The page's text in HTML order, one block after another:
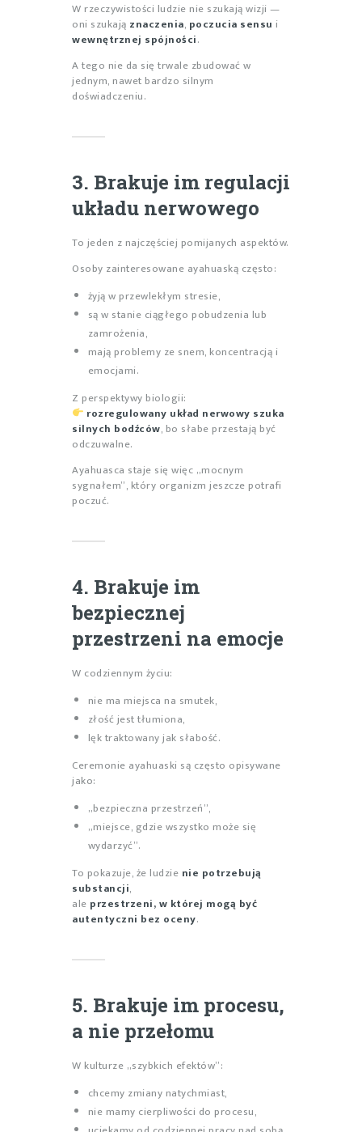
W rzeczywistości ludzie nie szukają wizji —
oni szukają znaczenia, poczucia sensu i
wewnętrznej spójności.
A tego nie da się trwale zbudować w
jednym, nawet bardzo silnym
doświadczeniu.
3. Brakuje im regulacji
układu nerwowego
To jeden z najczęściej pomijanych aspektów.
Osoby zainteresowane ayahuaską często:
żyją w przewlekłym stresie,
są w stanie ciągłego pobudzenia lub
zamrożenia,
mają problemy ze snem, koncentracją i
emocjami.
Z perspektywy biologii:
rozregulowany układ nerwowy szuka
silnych bodźców, bo słabe przestają być
odczuwalne.
Ayahuasca staje się więc „mocnym
sygnałem”, który organizm jeszcze potrafi
poczuć.
4. Brakuje im
bezpiecznej
przestrzeni na emocje
W codziennym życiu:
nie ma miejsca na smutek,
złość jest tłumiona,
lęk traktowany jak słabość.
Ceremonie ayahuaski są często opisywane
jako:
„bezpieczna przestrzeń”,
„miejsce, gdzie wszystko może się
wydarzyć”.
To pokazuje, że ludzie nie potrzebują
substancji,
ale przestrzeni, w której mogą być
autentyczni bez oceny.
5. Brakuje im procesu,
a nie przełomu
W kulturze „szybkich efektów”:
chcemy zmiany natychmiast,
nie mamy cierpliwości do procesu,